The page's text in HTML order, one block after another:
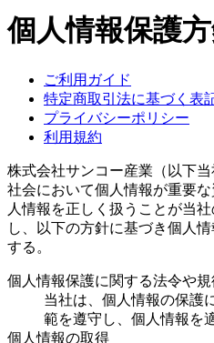
個人情報保護
ご利用ガイド
特定商取引法に基づく表
プライバシーポリシー
利用規約
株式会社サンコー産業（以下
社会において個人情報が重要
人情報を正しく扱うことが当
し、以下の方針に基づき個人
する。
個人情報保護に関する法令や
当社は、個人情報の保護
範を遵守し、個人情報を
個人情報の取得